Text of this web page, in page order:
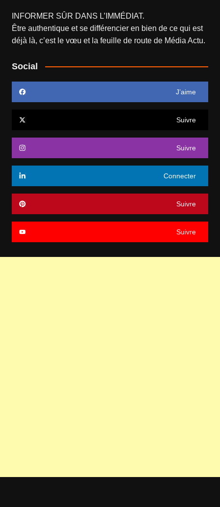
INFORMER SÛR DANS L’IMMÉDIAT.
Être authentique et se différencier en bien de ce qui est
déjà là, c’est le vœu et la feuille de route de Média Actu.
Social
J’aime
Suivre
Suivre
Connecter
Suivre
Suivre